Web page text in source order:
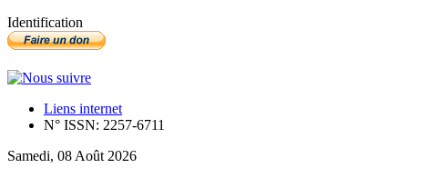
Identification
Liens internet
N° ISSN: 2257-6711
Samedi, 08 Août 2026